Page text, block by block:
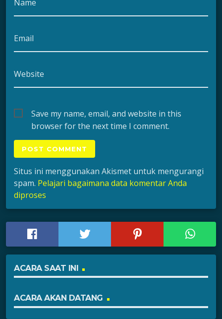
Name
Email
Website
Save my name, email, and website in this
browser for the next time I comment.
Situs ini menggunakan Akismet untuk mengurangi
spam. Pelajari bagaimana data komentar Anda
diproses
ACARA SAAT INI
ACARA AKAN DATANG